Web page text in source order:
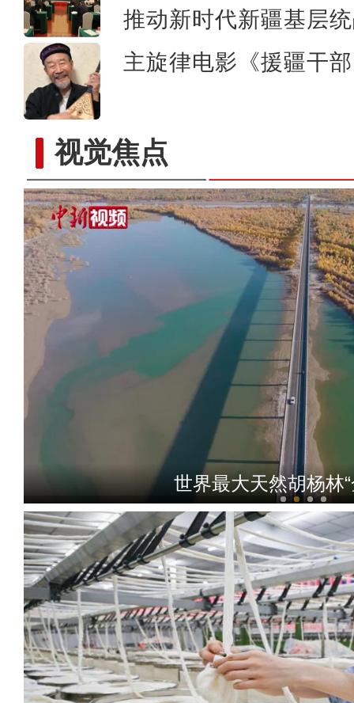
推动新时代新疆基层
主旋律电影《援疆干
视觉焦点新疆清水河伯斯阿木水
世界最大天然胡杨林